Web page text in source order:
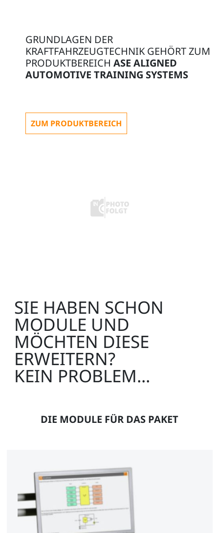
GRUNDLAGEN DER
KRAFTFAHRZEUGTECHNIK GEHÖRT ZUM
PRODUKTBEREICH ASE ALIGNED
AUTOMOTIVE TRAINING SYSTEMS
ZUM PRODUKTBEREICH
SIE HABEN SCHON
MODULE UND
MÖCHTEN DIESE
ERWEITERN?
KEIN PROBLEM...
DIE MODULE FÜR DAS PAKET